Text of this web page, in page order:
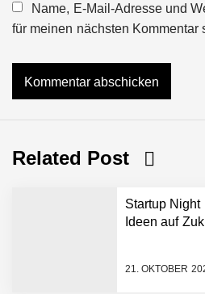
Name, E-Mail-Adresse und
für meinen nächsten Kommentar
Related Post
Startup Night
Ideen auf
21. OKTOBER